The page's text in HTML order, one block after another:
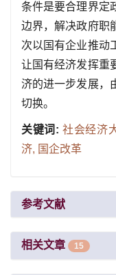
条件是要合理界定
边界，解决政府职
次以国有企业推动
让国有经济发挥重
济的进一步发展，
切换。
关键词: 社会经济
济, 国企改革
参考文献
相关文章 15